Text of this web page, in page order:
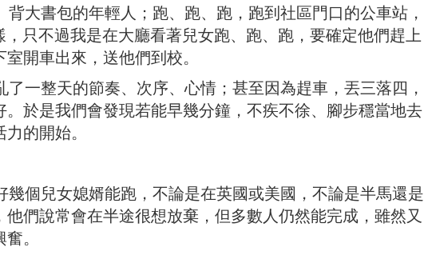
書包的年輕人；跑、跑、跑，跑到社區門口的公車站，
只不過我是在大廳看著兒女跑、跑、跑，要確定他們趕上
開車出來，送他們到校。
整天的節奏、次序、心情；甚至因為趕車，丟三落四，
於是我們會發現若能早幾分鐘，不疾不徐、腳步穩當地去
的開始。
個兒女媳婿能跑，不論是在英國或美國，不論是半馬還是
們說常會在半途很想放棄，但多數人仍然能完成，雖然又
。